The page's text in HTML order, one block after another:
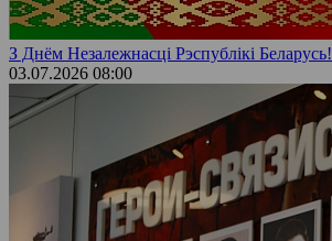
З Днём Незалежнасці Рэспублікі Беларусь!
03.07.2026 08:00